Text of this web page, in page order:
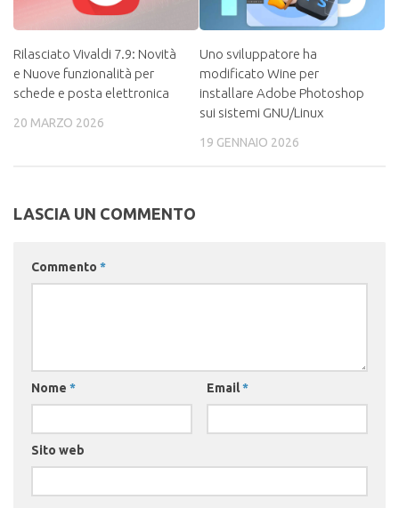
Rilasciato Vivaldi 7.9: Novità
e Nuove funzionalità per
schede e posta elettronica
20 MARZO 2026
Uno sviluppatore ha
modificato Wine per
installare Adobe Photoshop
sui sistemi GNU/Linux
19 GENNAIO 2026
LASCIA UN COMMENTO
Commento *
Nome * Email*
Sito web